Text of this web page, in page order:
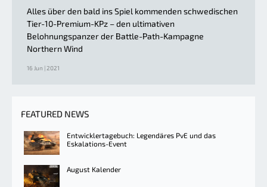
Alles über den bald ins Spiel kommenden schwedischen
Tier-10-Premium-KPz – den ultimativen
Belohnungspanzer der Battle-Path-Kampagne
Northern Wind
16 Jun | 2021
FEATURED NEWS
Entwicklertagebuch: Legendäres PvE und das
Eskalations-Event
August Kalender